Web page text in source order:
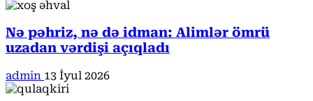
Nə pəhriz, nə də idman: Alimlər ömrü
uzadan vərdişi açıqladı
admin 13 İyul 2026